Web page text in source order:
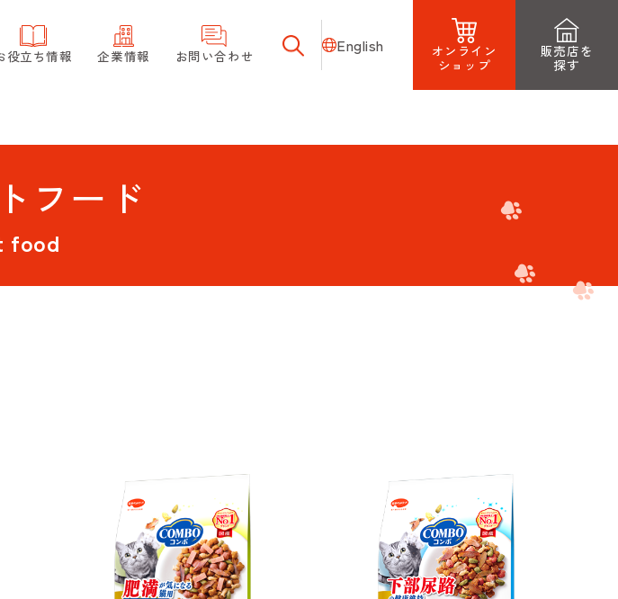
役立ち情報 企業情報 お問い合わせ English
オンライン
ショップ
販売店を
探す
フード
food